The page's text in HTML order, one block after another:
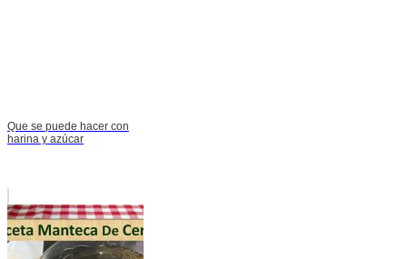
Que se puede hacer con
harina y azúcar